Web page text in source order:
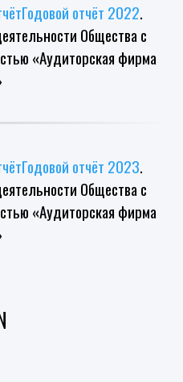
Годовой отчёт 2022.
Общества с
«Аудиторская фирма
Годовой отчёт 2023.
Общества с
«Аудиторская фирма